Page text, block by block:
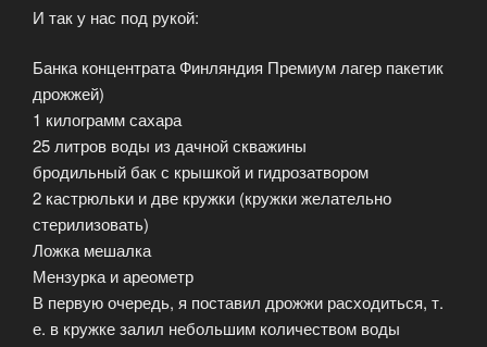
И так у нас под рукой:
Банка концентрата Финляндия Премиум лагер пакетик
дрожжей)
1 килограмм сахара
25 литров воды из дачной скважины
бродильный бак с крышкой и гидрозатвором
2 кастрюльки и две кружки (кружки желательно
стерилизовать)
Ложка мешалка
Мензурка и ареометр
В первую очередь, я поставил дрожжи расходиться, т.
е. в кружке залил небольшим количеством воды